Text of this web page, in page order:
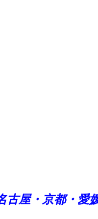
古屋・京都・愛